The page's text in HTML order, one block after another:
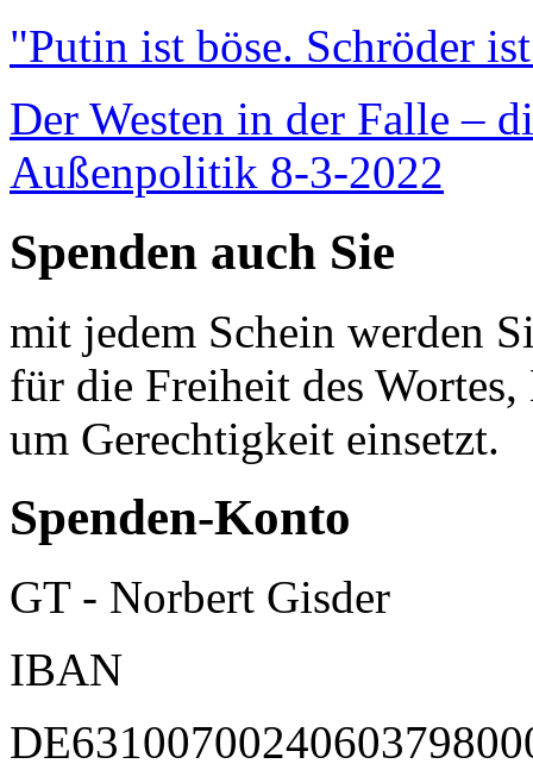
"Putin ist böse. Schröder
Der Westen in der Falle –
Außenpolitik 8-3-2022
Spenden auch Sie
mit jedem Schein werden
für die Freiheit des
um Gerechtigkeit einsetzt.
Spenden-Konto
GT - Norbert Gisder
IBAN